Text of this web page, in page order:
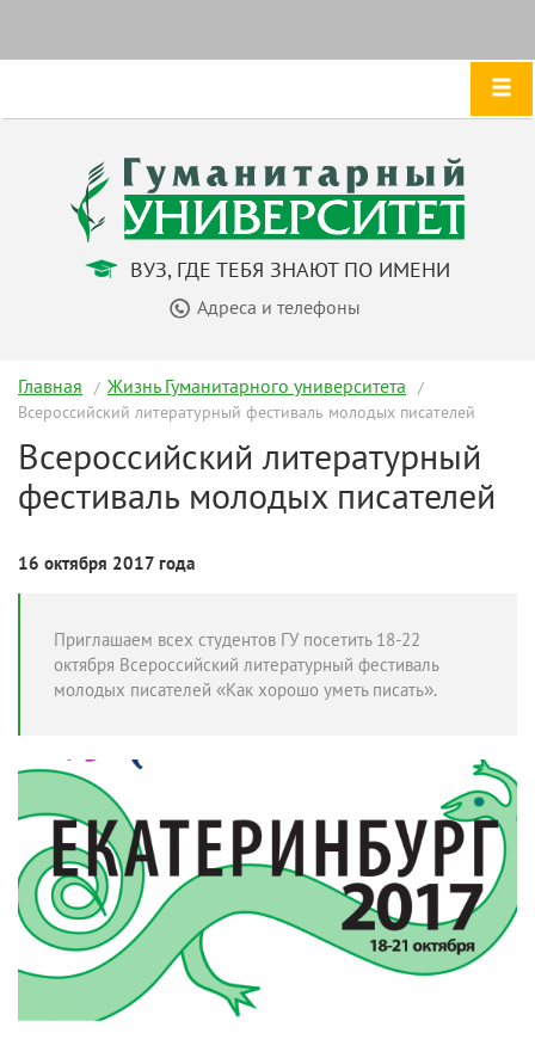
ВУЗ, ГДЕ ТЕБЯ ЗНАЮТ ПО ИМЕНИ
Адреса и телефоны
Главная Жизнь Гуманитарного университета
Всероссийский литературный фестиваль молодых писателей
Всероссийский литературный
фестиваль молодых писателей
16 октября 2017 года
Приглашаем всех студентов ГУ посетить 18-22
октября Всероссийский литературный фестиваль
молодых писателей «Как хорошо уметь писать».